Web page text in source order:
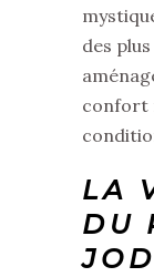
des
confort
LA
DU